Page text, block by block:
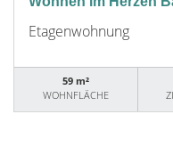
Etagenwohnung
59 m²
WOHNFLÄCHE